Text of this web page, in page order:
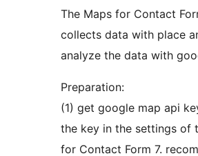
The Maps for Contact
collects data with place
analyze the data with
Preparation:
(1) get google map api
the key in the settings of
for Contact Form 7. recommend